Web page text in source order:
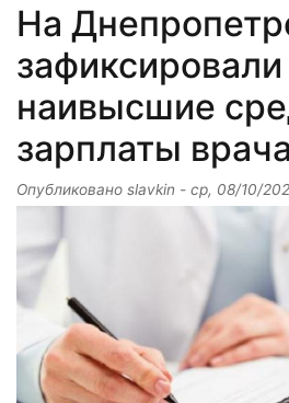
На
зафиксировали
наивысшие
зарплаты врача
Опубликовано slavkin - ср, 08/10/